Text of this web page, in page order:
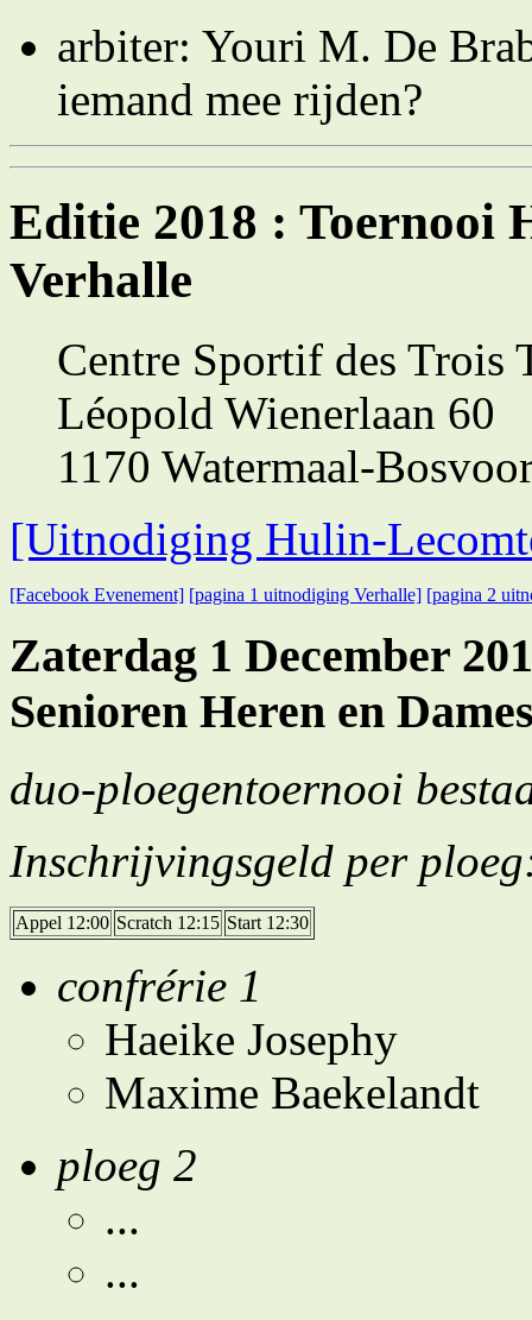
arbiter: Youri M. De
iemand mee rijden?
Editie 2018 : Toernooi
Verhalle
Centre Sportif des Trois
Léopold Wienerlaan 60
1170 Watermaal-
[Uitnodiging Hulin-
[Facebook Evenement] [pagina 1 uitnodiging Verhalle] [pagina 2
Zaterdag 1 December
Senioren Heren en
duo-ploegentoernooi
Inschrijvingsgeld per
Appel 12:00 Scratch 12:15 Start 12:30
confrérie 1
Haeike Josephy
Maxime Baekelandt
ploeg 2
...
...